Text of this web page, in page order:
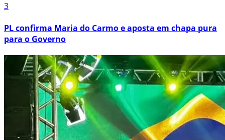
3
PL confirma Maria do Carmo e aposta em chapa pura
para o Governo